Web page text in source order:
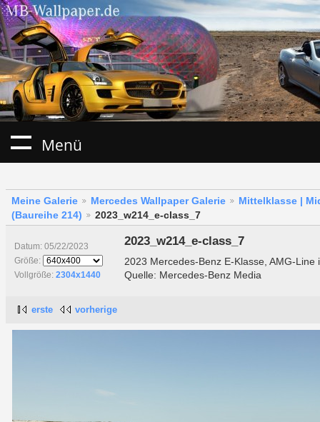
Menü
Meine Galerie Mercedes Wallpaper Galerie
Mittelklasse |
(Baureihe 214)
2023_w214_e-class_7
Datum: 05/22/2023
Größe:
Vollgröße: 2304x1440
2023_w214_e-class_7
2023 Mercedes-Benz E-Klasse, AMG-Line
Quelle: Mercedes-Benz Media
erste vorherige